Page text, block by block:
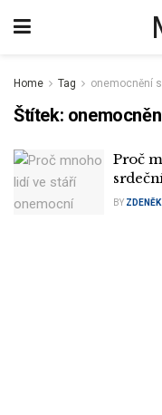
Home Tag onemocnění
Štítek:
Proč
BY